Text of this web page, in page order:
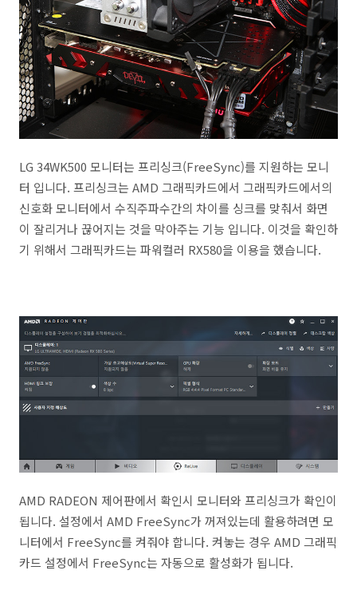
LG 34WK500 모니터는 프리싱크(FreeSync)를 지원하는 모니
터 입니다. 프리싱크는 AMD 그래픽카드에서 그래픽카드에서의
신호화 모니터에서 수직주파수간의 차이를 싱크를 맞춰서 화면
이 잘리거나 끊어지는 것을 막아주는 기능 입니다. 이것을 확인하
기 위해서 그래픽카드는 파워컬러 RX580을 이용을 했습니다.
AMD RADEON 제어판에서 확인시 모니터와 프리싱크가 확인이
됩니다. 설정에서 AMD FreeSync가 꺼져있는데 활용하려면 모
니터에서 FreeSync를 켜줘야 합니다. 켜놓는 경우 AMD 그래픽
카드 설정에서 FreeSync는 자동으로 활성화가 됩니다.